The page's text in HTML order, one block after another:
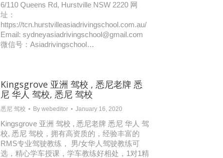
6/110 Queens Rd, Hurstville NSW 2220 网
址：
https://tcn.hurstvilleasiadrivingschool.com.au/
Email: sydneyasiadrivingschool@gmail.com
微信号：Asiadrivingschool…
Kingsgrove 亚洲 驾校 , 悉尼老牌 悉
尼 华人 驾校, 悉尼 驾校
悉尼 驾校 By webeditor January 16, 2020
Kingsgrove 亚洲 驾校 , 悉尼老牌 悉尼 华人 驾
校, 悉尼 驾校，拥有高资质的，经验丰富的
RMS专业驾驶教练， 男/女华人驾驶教练可
选，精心学车授课，学车教练好相处，1对1精